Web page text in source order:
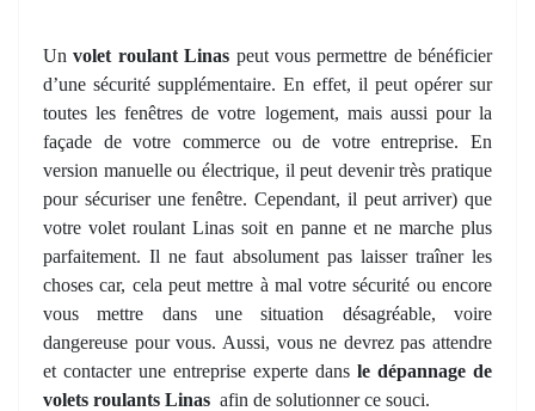
Unvolet roulant Linas peut vous permettre de bénéficier
d’une sécurité supplémentaire. En effet, il peut opérer sur
toutes les fenêtres de votre logement, mais aussi pour la
façade de votre commerce ou de votre entreprise. En
version manuelle ou électrique, il peut devenir très pratique
pour sécuriser une fenêtre. Cependant, il peut arriver) que
votre volet roulant Linas soit en panne et ne marche plus
parfaitement. Il ne faut absolument pas laisser traîner les
choses car, cela peut mettre à mal votre sécurité ou encore
vous mettre dans une situation désagréable, voire
dangereuse pour vous. Aussi, vous ne devrez pas attendre
et contacter une entreprise experte dans le dépannage de
volets roulants Linas afin de solutionner ce souci.